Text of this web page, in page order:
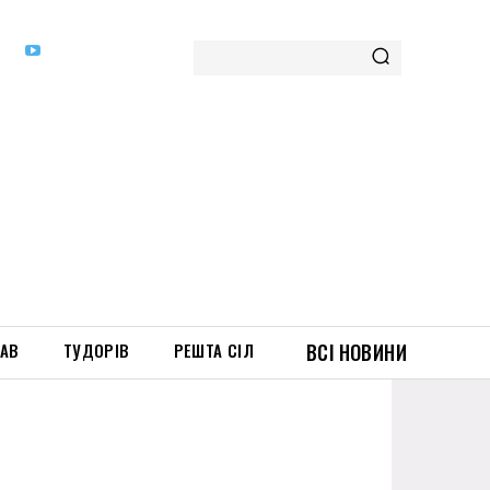
ТУДОРІВ РЕШТА СІЛ ВСІ НОВИНИ